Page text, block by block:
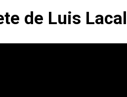
de Luis